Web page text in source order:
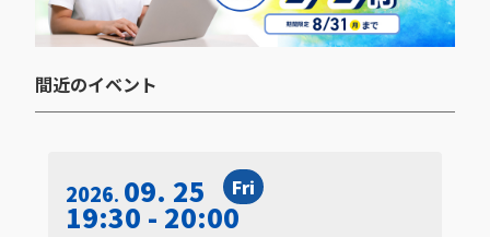
間近のイベント​
2026 09. 25 Fri
19:30 - 20:00